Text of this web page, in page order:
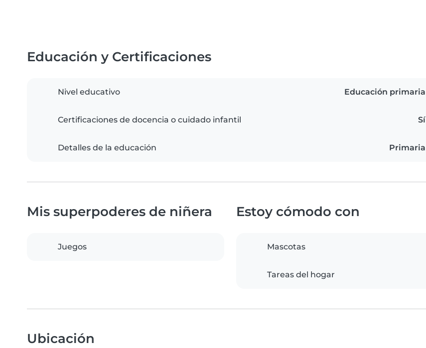
Educación y Certificaciones
Nivel educativo Educación primaria
Certificaciones de docencia o cuidado infantil Sí
Detalles de la educación Primaria
Mis superpoderes de niñera
Juegos
Estoy cómodo con
Mascotas
Tareas del hogar
Ubicación